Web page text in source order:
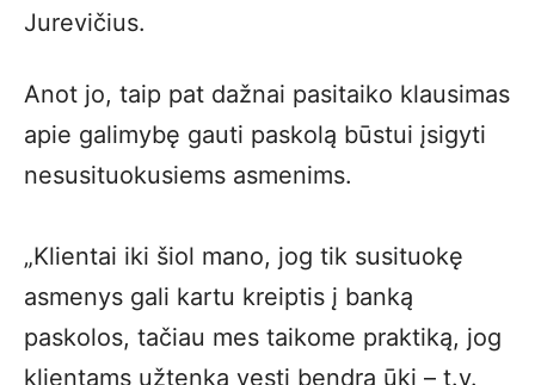
Jurevičius.
Anot jo, taip pat dažnai pasitaiko klausimas
apie galimybę gauti paskolą būstui įsigyti
nesusituokusiems asmenims.
„Klientai iki šiol mano, jog tik susituokę
asmenys gali kartu kreiptis į banką
paskolos, tačiau mes taikome praktiką, jog
klientams užtenka vesti bendrą ūkį – t.y.